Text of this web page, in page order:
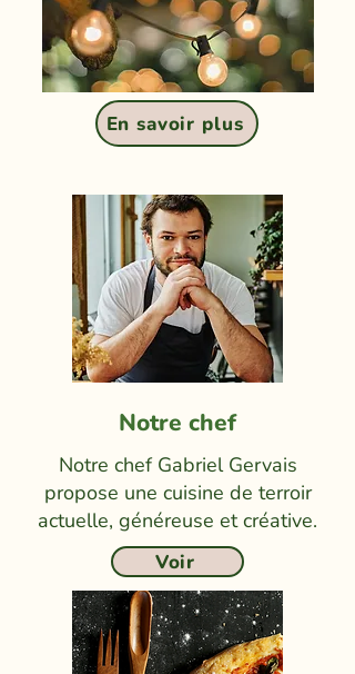
En savoir plus
Notre chef
Notre chef Gabriel Gervais
propose une cuisine de terroir
actuelle, généreuse et créative.
Voir